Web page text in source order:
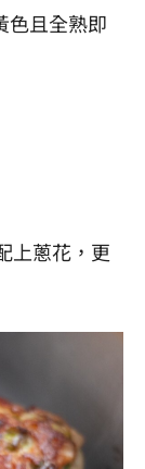
色且全熟即
上蔥花，更